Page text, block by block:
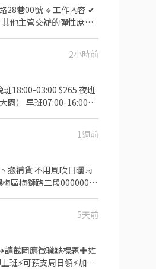
他主管交辦的彈性庶務
機會，想多賺沒問題！
加好友，告知大名跟
加我唷 -
2小時前
1週前
5天前
請截圖應徵職缺標題✚姓
班⚡可預支周日領⚡加不